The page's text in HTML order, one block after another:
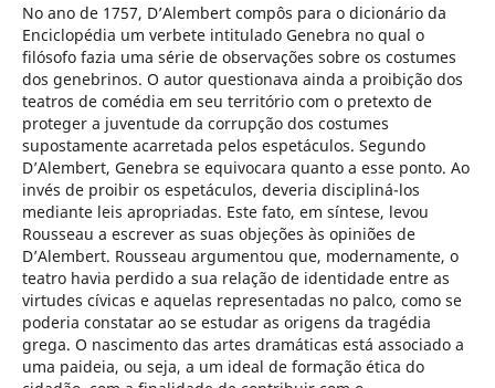
No ano de 1757, D’Alembert compôs para o dicionário da
Enciclopédia um verbete intitulado Genebra no qual o
filósofo fazia uma série de observações sobre os costumes
dos genebrinos. O autor questionava ainda a proibição dos
teatros de comédia em seu território com o pretexto de
proteger a juventude da corrupção dos costumes
supostamente acarretada pelos espetáculos. Segundo
D’Alembert, Genebra se equivocara quanto a esse ponto. Ao
invés de proibir os espetáculos, deveria discipliná-los
mediante leis apropriadas. Este fato, em síntese, levou
Rousseau a escrever as suas objeções às opiniões de
D’Alembert. Rousseau argumentou que, modernamente, o
teatro havia perdido a sua relação de identidade entre as
virtudes cívicas e aquelas representadas no palco, como se
poderia constatar ao se estudar as origens da tragédia
grega. O nascimento das artes dramáticas está associado a
uma paideia, ou seja, a um ideal de formação ética do